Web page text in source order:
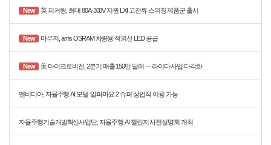
New 英 피커링, 최대 80A·300V 지원 LXI 고전류 스위칭 제품군 출시
New 마우저, ams OSRAM 차량용 적외선 LED 공급
New 美 마이크로비전, 2분기 매출 150만 달러 ··· 라이다 사업 다각화
엔비디아, 자율주행 AI 모델 ‘알파마요 2 슈퍼’ 상업적 이용 가능
자율주행기술개발혁신사업단, 자율주행 AI 챌린지 사전설명회 개최